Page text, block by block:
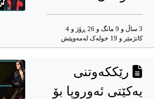
3 ساڵ و 9 مانگ و 26 ڕۆژ و 4
کاتژمێر و 19 خوله‌ک له‌مه‌وپێش‌
رێککەوتنی
یەکێتی ئەوروپا بۆ